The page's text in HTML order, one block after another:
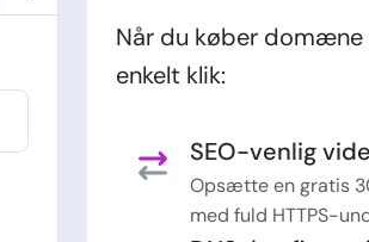
Når du køber domæne
enkelt klik:
SEO-venlig
Opsætte en gratis
med fuld HTTPS-